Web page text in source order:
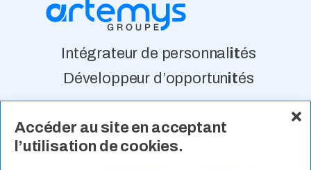
Accéder au site en acceptant
l’utilisation de cookies.
Intégrateur de personnal ités
Développeur d’opportunités
À Propos Nos Valeurs Actualité
Contact Expertises Métiers